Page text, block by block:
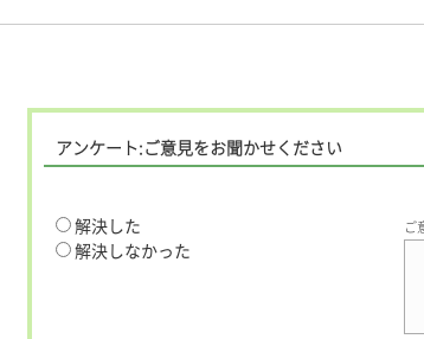
アンケート:ご意見をお聞かせください
解決した
解決しなかった
ご